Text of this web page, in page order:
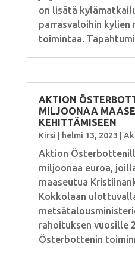
on lisätä
parrasvaloihin kylien
toimintaa.
AKTION
MILJOONAA
KEHITTÄMISEEN
Kirsi helmi 13, 2023
Aktion
miljoonaa euroa,
maaseutua
Kokkolaan
rahoituksen vuosille
Österbottenin